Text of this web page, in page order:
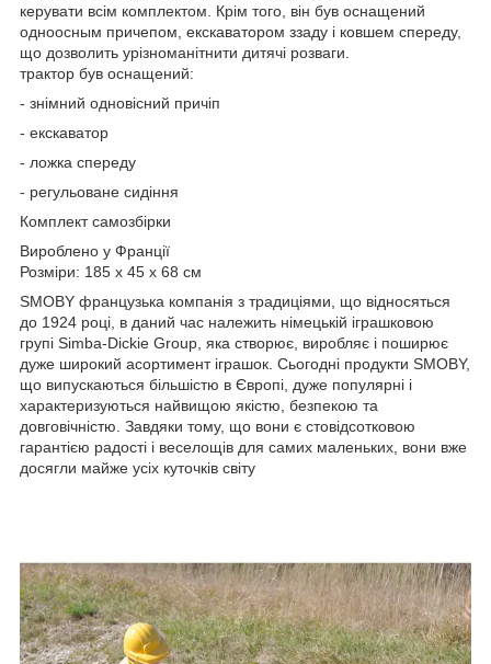
керувати всім комплектом. Крім того, він був оснащений
одноосным причепом, екскаватором ззаду і ковшем спереду,
що дозволить урізноманітнити дитячі розваги.
трактор був оснащений:
- знімний одновісний причіп
- екскаватор
- ложка спереду
- регульоване сидіння
Комплект самозбірки
Вироблено у Франції
Розміри: 185 х 45 х 68 см
SMOBY французька компанія з традиціями, що відносяться
до 1924 році, в даний час належить німецькій іграшковою
групі Simba-Dickie Group, яка створює, виробляє і поширює
дуже широкий асортимент іграшок. Сьогодні продукти SMOBY,
що випускаються більшістю в Європі, дуже популярні і
характеризуються найвищою якістю, безпекою та
довговічністю. Завдяки тому, що вони є стовідсотковою
гарантією радості і веселощів для самих маленьких, вони вже
досягли майже усіх куточків світу